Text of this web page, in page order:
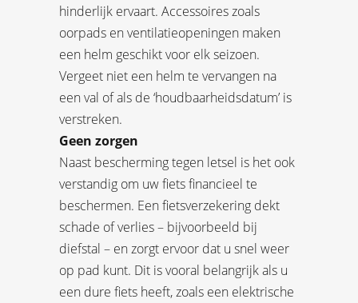
hinderlijk ervaart. Accessoires zoals
oorpads en ventilatieopeningen maken
een helm geschikt voor elk seizoen.
Vergeet niet een helm te vervangen na
een val of als de ‘houdbaarheidsdatum’ is
verstreken.
Geen zorgen
Naast bescherming tegen letsel is het ook
verstandig om uw fiets financieel te
beschermen. Een fietsverzekering dekt
schade of verlies – bijvoorbeeld bij
diefstal – en zorgt ervoor dat u snel weer
op pad kunt. Dit is vooral belangrijk als u
een dure fiets heeft, zoals een elektrische